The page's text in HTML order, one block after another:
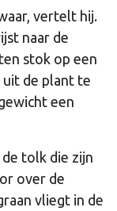
vertelt hij.
naar de
stok op een
de plant te
een
tolk die zijn
over de
vliegt in de